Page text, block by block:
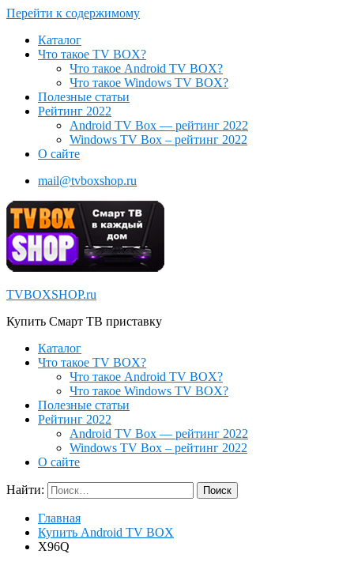
Перейти к содержимому
Каталог
Что такое TV BOX?
Что такое Android TV BOX?
Что такое Windows TV BOX?
Полезные статьи
Рейтинг 2022
Android TV Box — рейтинг 2022
Windows TV Box – рейтинг 2022
О сайте
mail@tvboxshop.ru
TVBOXSHOP.ru
Купить Смарт ТВ приставку
Каталог
Что такое TV BOX?
Что такое Android TV BOX?
Что такое Windows TV BOX?
Полезные статьи
Рейтинг 2022
Android TV Box — рейтинг 2022
Windows TV Box – рейтинг 2022
О сайте
Найти:
Главная
Купить Android TV BOX
X96Q